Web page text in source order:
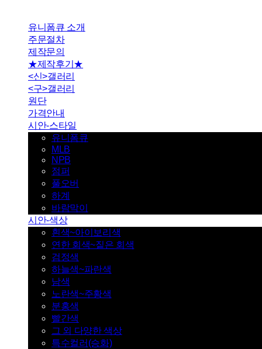
유니폼큐 소개
주문절차
제작문의
★제작후기★
<신>갤러리
<구>갤러리
원단
가격안내
시안-스타일
유니폼큐
MLB
NPB
점퍼
풀오버
하계
바람막이
시안-색상
흰색~아이보리색
연한 회색~짙은 회색
검정색
하늘색~파란색
남색
노란색~주황색
분홍색
빨간색
그 외 다양한 색상
특수컬러(승화)